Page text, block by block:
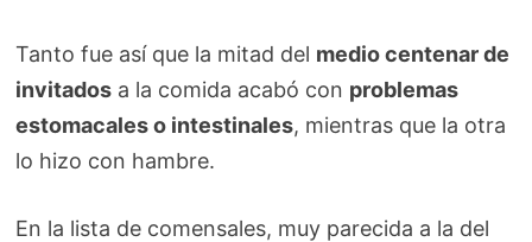
Tanto fue así que la mitad del medio centenar de
invitados a la comida acabó con problemas
estomacales o intestinales, mientras que la otra
lo hizo con hambre.
En la lista de comensales, muy parecida a la del